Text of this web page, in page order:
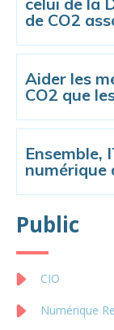
de CO2
Aider les
CO2 que
Ensemble,
Public
CIO
Numérique